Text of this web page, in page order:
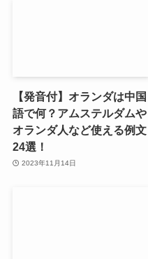
【発音付】オランダは中国
語で何？アムステルダムや
オランダ人など使える例文
24選！
2023年11月14日